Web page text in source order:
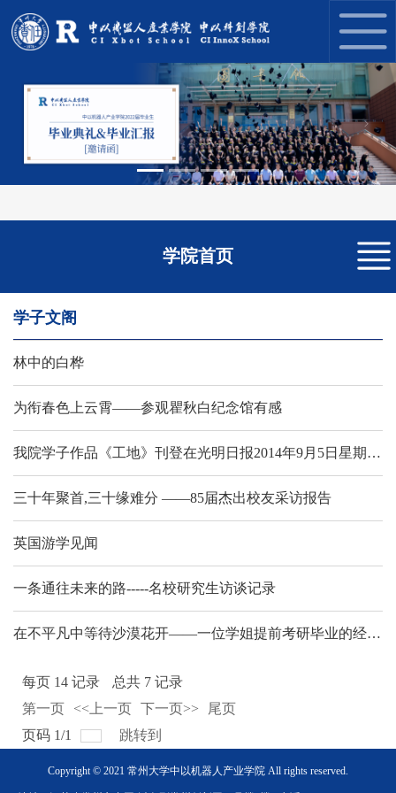
Next
学院首页
学子文阁
林中的白桦
为衔春色上云霄——参观瞿秋白纪念馆有感
我院学子作品《工地》刊登在光明日报2014年9月5日星期五第十三版中
三十年聚首,三十缘难分 ——85届杰出校友采访报告
英国游学见闻
一条通往未来的路-----名校研究生访谈记录
在不平凡中等待沙漠花开——一位学姐提前考研毕业的经验分享
每页 14 记录 总共 7 记录
第一页
<<上一页 下一页>>
尾页
页码 1/1 跳转到
Copyright © 2021 常州大学中以机器人产业学院 All rights reserved.